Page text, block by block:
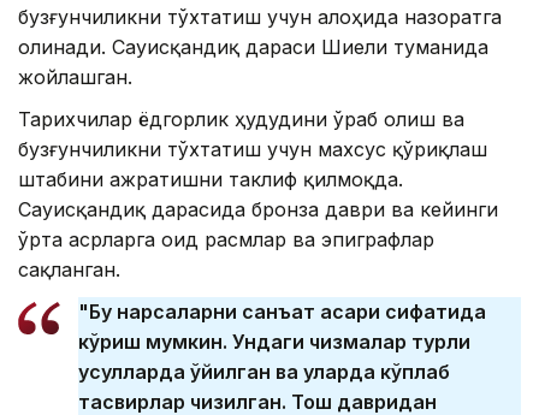
бузғунчиликни тўхтатиш учун алоҳида назоратга
олинади. Сауисқандиқ дараси Шиели туманида
жойлашган.
Тарихчилар ёдгорлик ҳудудини ўраб олиш ва
бузғунчиликни тўхтатиш учун махсус қўриқлаш
штабини ажратишни таклиф қилмоқда.
Сауисқандиқ дарасида бронза даври ва кейинги
ўрта асрларга оид расмлар ва эпиграфлар
сақланган.
"Бу нарсаларни санъат асари сифатида
кўриш мумкин. Ундаги чизмалар турли
усулларда ўйилган ва уларда кўплаб
тасвирлар чизилган. Тош давридан